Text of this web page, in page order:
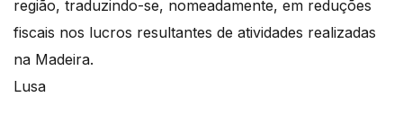
região, traduzindo-se, nomeadamente, em reduções
fiscais nos lucros resultantes de atividades realizadas
na Madeira.
Lusa